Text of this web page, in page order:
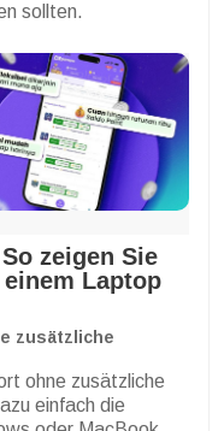
sollten.
zeigen Sie
Laptop
zusätzliche
ohne zusätzliche
einfach die